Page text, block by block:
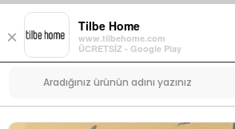
×
Tilbe Home
www.tilbehome.com
ÜCRETSİZ - Google Play
Menü